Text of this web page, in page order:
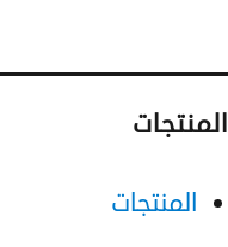
المنتجات
المنتجات